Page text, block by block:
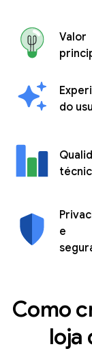
Valor
do
e
Como
loja